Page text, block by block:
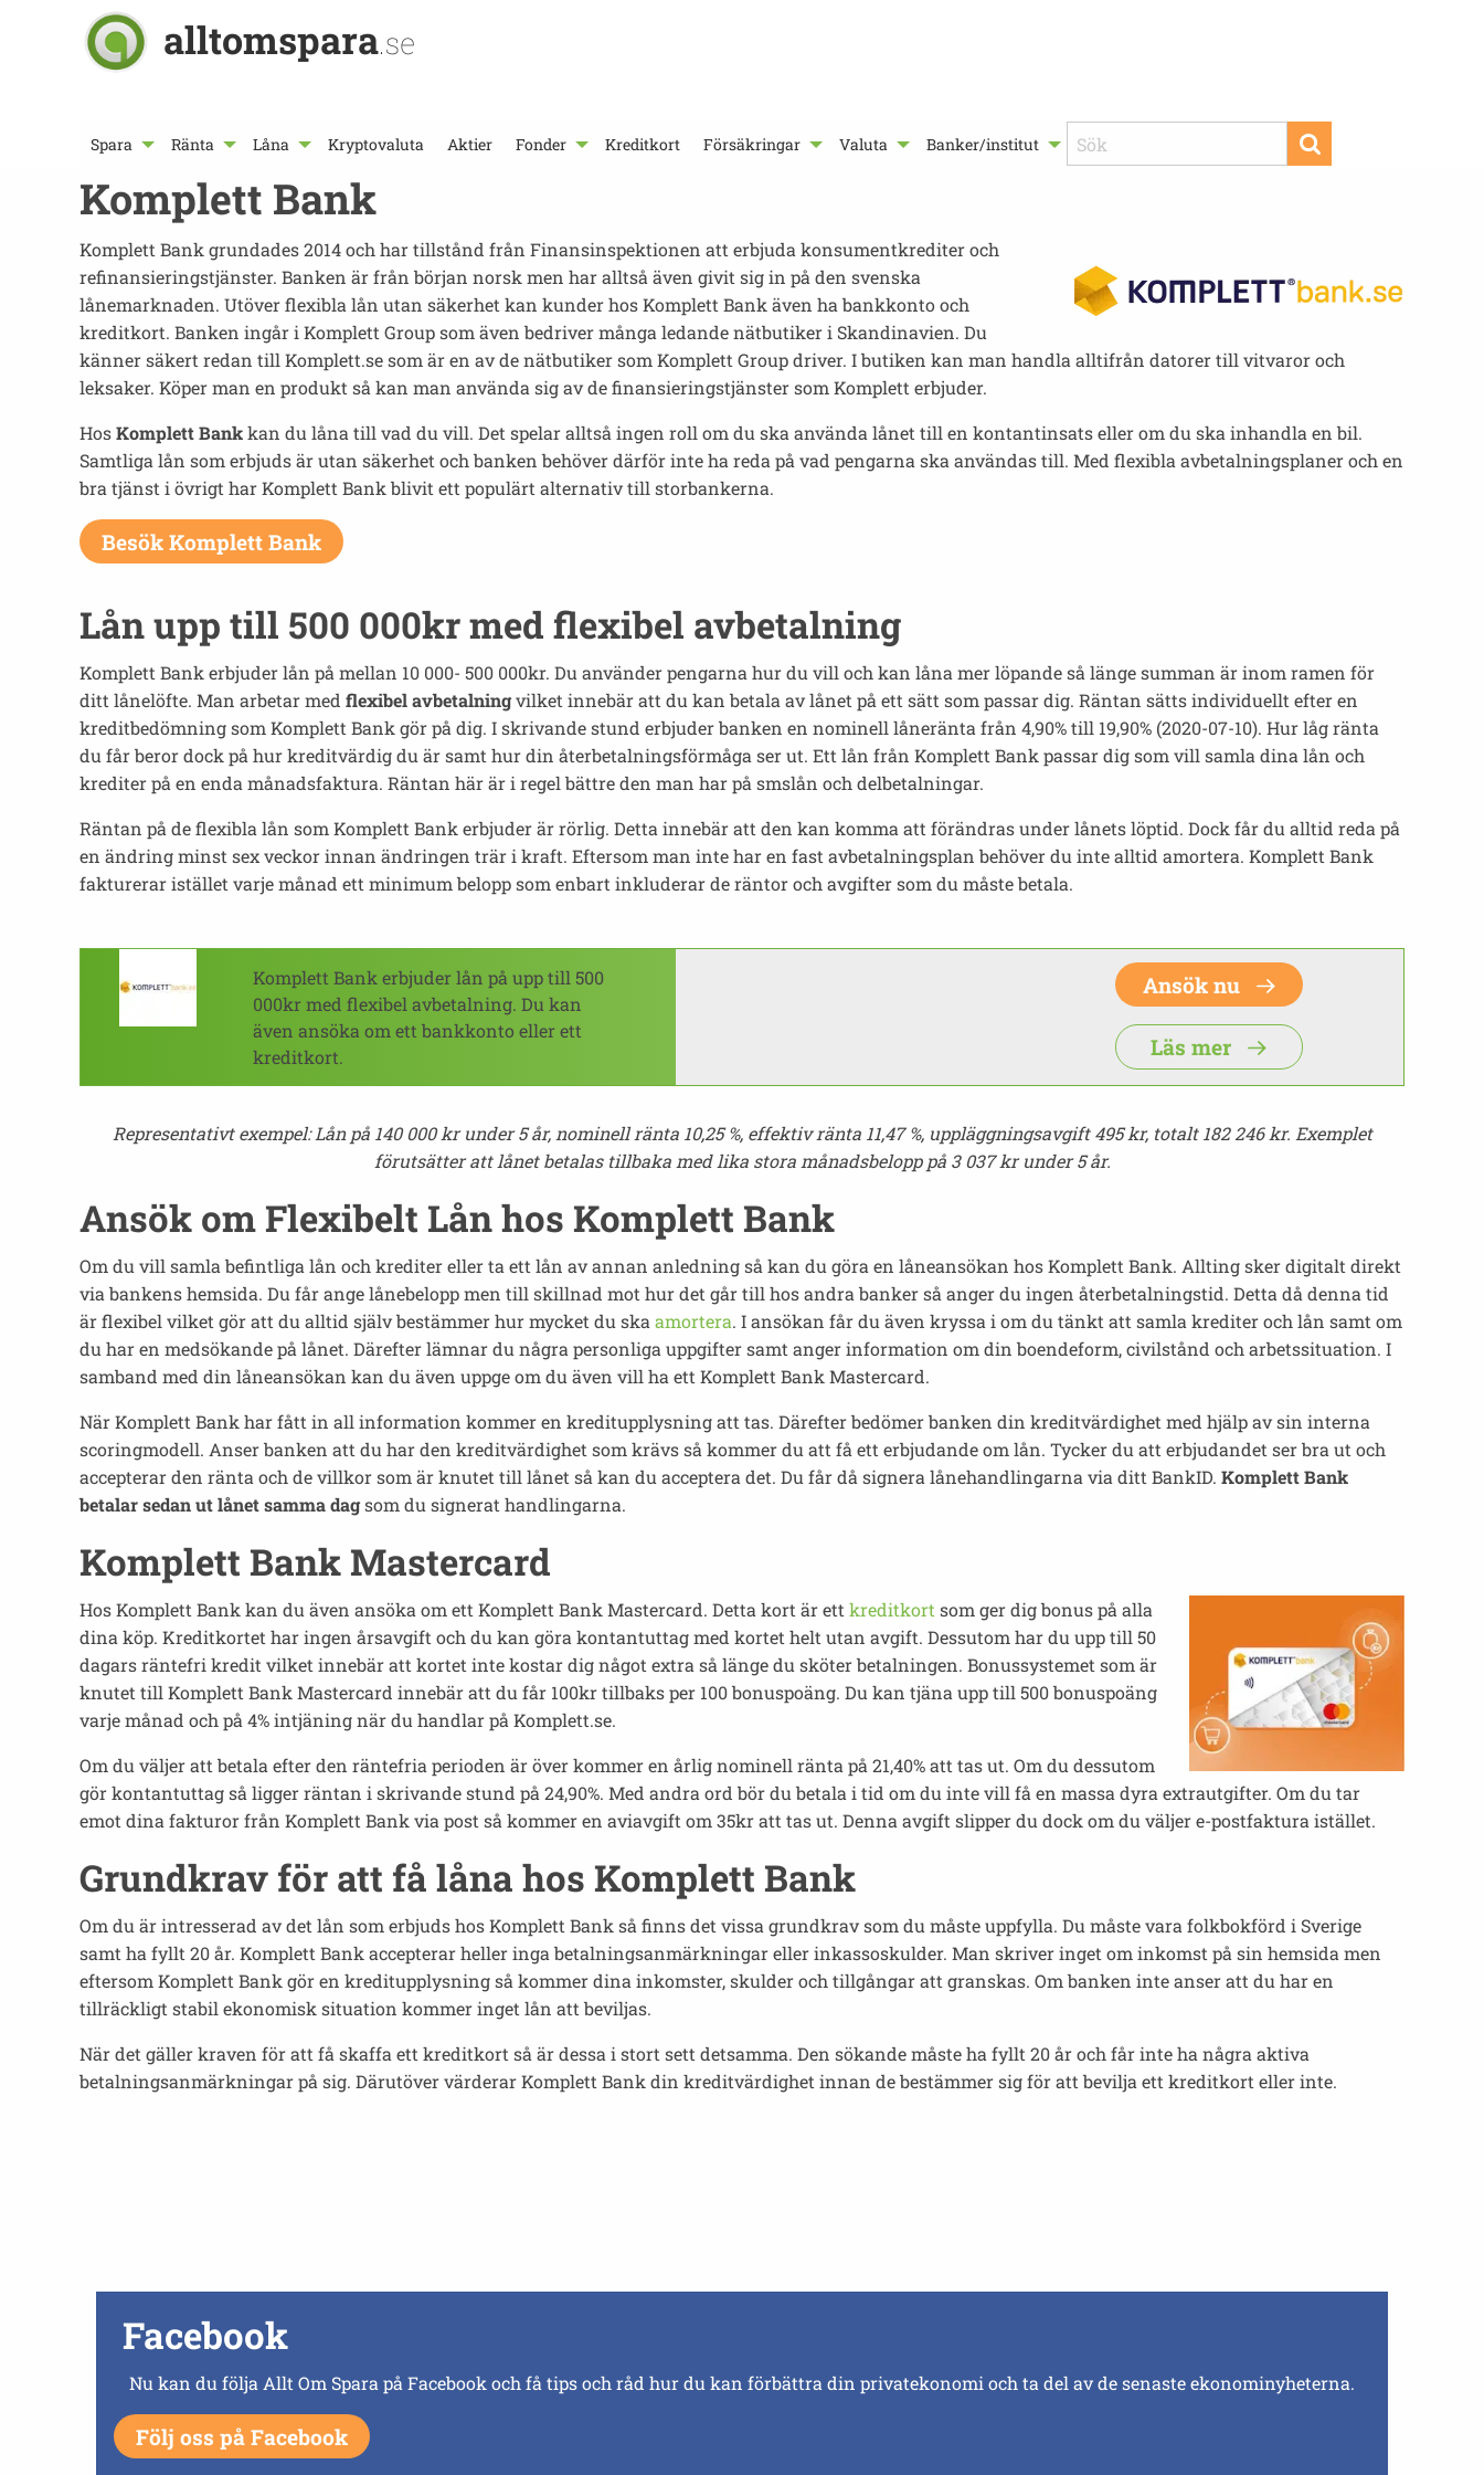
alltomspara.se
Spara Ränta Låna Kryptovaluta Aktier Fonder Kreditkort Försäkringar Valuta Banker/institut
Komplett Bank
Komplett Bank grundades 2014 och har tillstånd från Finansinspektionen att erbjuda konsumentkrediter och
refinansieringstjänster. Banken är från början norsk men har alltså även givit sig in på den svenska
lånemarknaden. Utöver flexibla lån utan säkerhet kan kunder hos Komplett Bank även ha bankkonto och
kreditkort. Banken ingår i Komplett Group som även bedriver många ledande nätbutiker i Skandinavien. Du
känner säkert redan till Komplett.se som är en av de nätbutiker som Komplett Group driver. I butiken kan man handla alltifrån datorer till vitvaror och
leksaker. Köper man en produkt så kan man använda sig av de finansieringstjänster som Komplett erbjuder.
HosKomplett Bankkan du låna till vad du vill. Det spelar alltså ingen roll om du ska använda lånet till en kontantinsats eller om du ska inhandla en bil.
Samtliga lån som erbjuds är utan säkerhet och banken behöver därför inte ha reda på vad pengarna ska användas till. Med flexibla avbetalningsplaner och en
bra tjänst i övrigt har Komplett Bank blivit ett populärt alternativ till storbankerna.
Besök Komplett Bank
Lån upp till 500 000kr med flexibel avbetalning
Komplett Bank erbjuder lån på mellan 10 000- 500 000kr. Du använder pengarna hur du vill och kan låna mer löpande så länge summan är inom ramen för
ditt lånelöfte. Man arbetar med flexibel avbetalningvilket innebär att du kan betala av lånet på ett sätt som passar dig. Räntan sätts individuellt efter en
kreditbedömning som Komplett Bank gör på dig. I skrivande stund erbjuder banken en nominell låneränta från 4,90% till 19,90% (2020-07-10). Hur låg ränta
du får beror dock på hur kreditvärdig du är samt hur din återbetalningsförmåga ser ut. Ett lån från Komplett Bank passar dig som vill samla dina lån och
krediter på en enda månadsfaktura. Räntan här är i regel bättre den man har på smslån och delbetalningar.
Räntan på de flexibla lån som Komplett Bank erbjuder är rörlig. Detta innebär att den kan komma att förändras under lånets löptid. Dock får du alltid reda på
en ändring minst sex veckor innan ändringen trär i kraft. Eftersom man inte har en fast avbetalningsplan behöver du inte alltid amortera. Komplett Bank
fakturerar istället varje månad ett minimum belopp som enbart inkluderar de räntor och avgifter som du måste betala.
Komplett Bank erbjuder lån på upp till 500
000kr med flexibel avbetalning. Du kan
även ansöka om ett bankkonto eller ett
kreditkort.
Ansök nu
Läs mer
Representativt exempel: Lån på 140 000 kr under 5 år, nominell ränta 10,25 %, effektiv ränta 11,47 %, uppläggningsavgift 495 kr, totalt 182 246 kr. Exemplet
förutsätter att lånet betalas tillbaka med lika stora månadsbelopp på 3 037 kr under 5 år.
Ansök om Flexibelt Lån hos Komplett Bank
Om du vill samla befintliga lån och krediter eller ta ett lån av annan anledning så kan du göra en låneansökan hos Komplett Bank. Allting sker digitalt direkt
via bankens hemsida. Du får ange lånebelopp men till skillnad mot hur det går till hos andra banker så anger du ingen återbetalningstid. Detta då denna tid
är flexibel vilket gör att du alltid själv bestämmer hur mycket du ska amortera. I ansökan får du även kryssa i om du tänkt att samla krediter och lån samt om
du har en medsökande på lånet. Därefter lämnar du några personliga uppgifter samt anger information om din boendeform, civilstånd och arbetssituation. I
samband med din låneansökan kan du även uppge om du även vill ha ett Komplett Bank Mastercard.
När Komplett Bank har fått in all information kommer en kreditupplysning att tas. Därefter bedömer banken din kreditvärdighet med hjälp av sin interna
scoringmodell. Anser banken att du har den kreditvärdighet som krävs så kommer du att få ett erbjudande om lån. Tycker du att erbjudandet ser bra ut och
accepterar den ränta och de villkor som är knutet till lånet så kan du acceptera det. Du får då signera lånehandlingarna via ditt BankID. Komplett Bank
betalar sedan ut lånet samma dagsom du signerat handlingarna.
Komplett Bank Mastercard
Hos Komplett Bank kan du även ansöka om ett Komplett Bank Mastercard. Detta kort är ett kreditkort som ger dig bonus på alla
dina köp. Kreditkortet har ingen årsavgift och du kan göra kontantuttag med kortet helt utan avgift. Dessutom har du upp till 50
dagars räntefri kredit vilket innebär att kortet inte kostar dig något extra så länge du sköter betalningen. Bonussystemet som är
knutet till Komplett Bank Mastercard innebär att du får 100kr tillbaks per 100 bonuspoäng. Du kan tjäna upp till 500 bonuspoäng
varje månad och på 4% intjäning när du handlar på Komplett.se.
Om du väljer att betala efter den räntefria perioden är över kommer en årlig nominell ränta på 21,40% att tas ut. Om du dessutom
gör kontantuttag så ligger räntan i skrivande stund på 24,90%. Med andra ord bör du betala i tid om du inte vill få en massa dyra extrautgifter. Om du tar
emot dina fakturor från Komplett Bank via post så kommer en aviavgift om 35kr att tas ut. Denna avgift slipper du dock om du väljer e-postfaktura istället.
Grundkrav för att få låna hos Komplett Bank
Om du är intresserad av det lån som erbjuds hos Komplett Bank så finns det vissa grundkrav som du måste uppfylla. Du måste vara folkbokförd i Sverige
samt ha fyllt 20 år. Komplett Bank accepterar heller inga betalningsanmärkningar eller inkassoskulder. Man skriver inget om inkomst på sin hemsida men
eftersom Komplett Bank gör en kreditupplysning så kommer dina inkomster, skulder och tillgångar att granskas. Om banken inte anser att du har en
tillräckligt stabil ekonomisk situation kommer inget lån att beviljas.
När det gäller kraven för att få skaffa ett kreditkort så är dessa i stort sett detsamma. Den sökande måste ha fyllt 20 år och får inte ha några aktiva
betalningsanmärkningar på sig. Därutöver värderar Komplett Bank din kreditvärdighet innan de bestämmer sig för att bevilja ett kreditkort eller inte.
Facebook
Nu kan du följa Allt Om Spara på Facebook och få tips och råd hur du kan förbättra din privatekonomi och ta del av de senaste ekonominyheterna.
Följ oss på Facebook